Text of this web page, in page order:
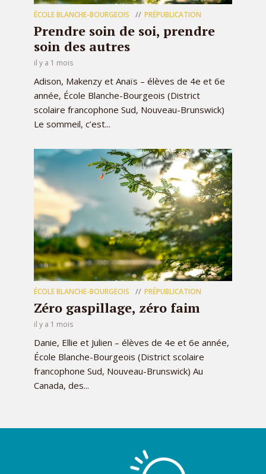
ÉCOLE BLANCHE-BOURGEOIS PRÉPUBLICATION
Prendre soin de soi, prendre
soin des autres
il y a 1 mois
Adison, Makenzy et Anaïs – élèves de 4e et 6e
année, École Blanche-Bourgeois (District
scolaire francophone Sud, Nouveau-Brunswick)
Le sommeil, c’est...
ÉCOLE BLANCHE-BOURGEOIS PRÉPUBLICATION
Zéro gaspillage, zéro faim
il y a 1 mois
Danie, Ellie et Julien – élèves de 4e et 6e année,
École Blanche-Bourgeois (District scolaire
francophone Sud, Nouveau-Brunswick) Au
Canada, des...